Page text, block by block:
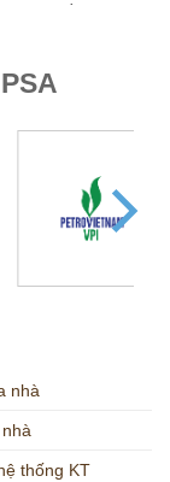
chủ đầu…
PSA
nhà
thống KT